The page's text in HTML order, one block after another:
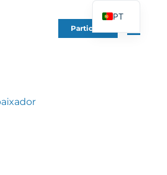
Participe
PT
FR